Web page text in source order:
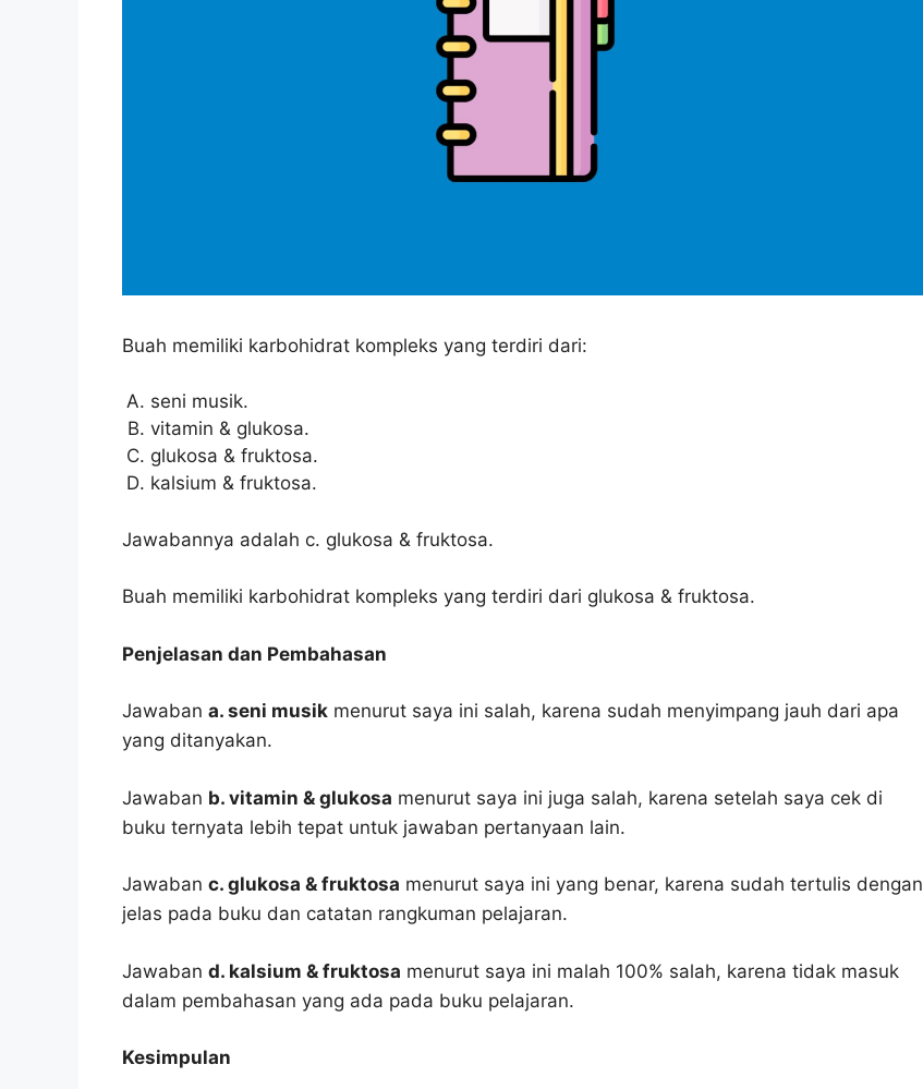
Buah memiliki karbohidrat kompleks yang terdiri dari:
seni musik.
vitamin & glukosa.
glukosa & fruktosa.
kalsium & fruktosa.
Jawabannya adalah c. glukosa & fruktosa.
Buah memiliki karbohidrat kompleks yang terdiri dari glukosa & fruktosa.
Penjelasan dan Pembahasan
Jawaban a. seni musik menurut saya ini salah, karena sudah menyimpang jauh dari apa
yang ditanyakan.
Jawaban b. vitamin & glukosa menurut saya ini juga salah, karena setelah saya cek di
buku ternyata lebih tepat untuk jawaban pertanyaan lain.
Jawaban c. glukosa & fruktosa menurut saya ini yang benar, karena sudah tertulis dengan
jelas pada buku dan catatan rangkuman pelajaran.
Jawaban d. kalsium & fruktosa menurut saya ini malah 100% salah, karena tidak masuk
dalam pembahasan yang ada pada buku pelajaran.
Kesimpulan